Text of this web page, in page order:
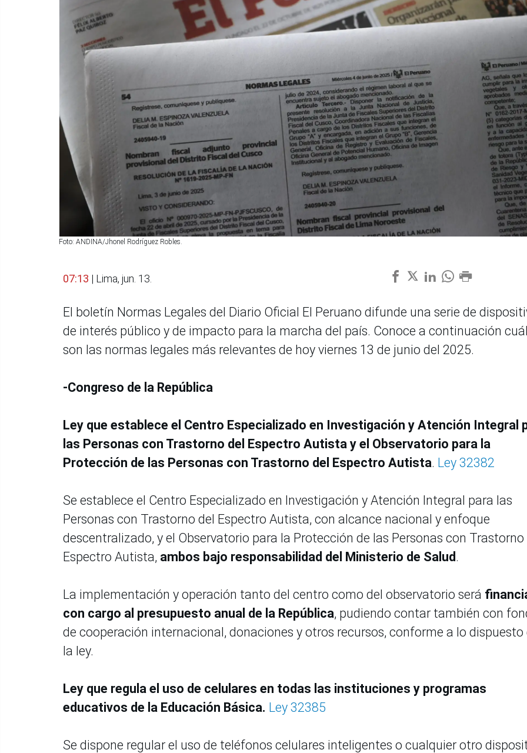
Foto: ANDINA/Jhonel Rodríguez Robles.
07:13 | Lima, jun. 13.
El boletín Normas Legales del Diario Oficial El Peruano difunde una serie de
de interés público y de impacto para la marcha del país. Conoce a continuación
son las normas legales más relevantes de hoy viernes 13 de junio del 2025.
-Congreso de la República
Ley que establece el Centro Especializado en Investigación y Atención Integral
las Personas con Trastorno del Espectro Autista y el Observatorio para la
Protección de las Personas con Trastorno del Espectro Autista. Ley 32382
Se establece el Centro Especializado en Investigación y Atención Integral para las
Personas con Trastorno del Espectro Autista, con alcance nacional y enfoque
descentralizado, y el Observatorio para la Protección de las Personas con Trastorno
Espectro Autista, ambos bajo responsabilidad del Ministerio de Salud .
La implementación y operación tanto del centro como del observatorio será
con cargo al presupuesto anual de la República, pudiendo contar también con
de cooperación internacional, donaciones y otros recursos, conforme a lo dispuesto
la ley.
Ley que regula el uso de celulares en todas las instituciones y programas
educativos de la Educación Básica. Ley 32385
Se dispone regular el uso de teléfonos celulares inteligentes o cualquier otro